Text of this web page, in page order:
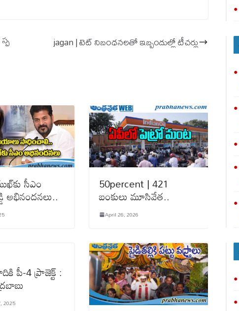
jagan | టెట్ నిబంధనలతో ఇబ్బందుల్లో టీచర్లు
సీఎం
అభినందనలు..
50percent | 421
బంకులు మూసివేత..
April 26, 2026
పీ-4 ప్రాజెక్ట్ :
2025